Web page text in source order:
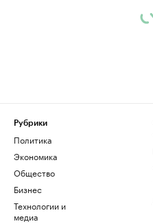
Рубрики
Политика
Экономика
Общество
Бизнес
Технологии и
медиа